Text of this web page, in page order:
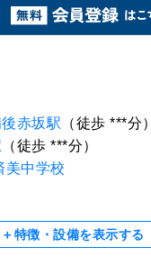
後赤坂駅 （徒歩 ***分）
（徒歩 ***分）
美中学校
＋特徴・設備を表示する